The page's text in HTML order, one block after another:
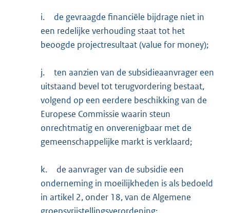
i.
de gevraagde financiële bijdrage niet in
een redelijke verhouding staat tot het
beoogde projectresultaat (value for money);
j.
ten aanzien van de subsidieaanvrager een
uitstaand bevel tot terugvordering bestaat,
volgend op een eerdere beschikking van de
Europese Commissie waarin steun
onrechtmatig en onverenigbaar met de
gemeenschappelijke markt is verklaard;
k.
de aanvrager van de subsidie een
onderneming in moeilijkheden is als bedoeld
in artikel 2, onder 18, van de Algemene